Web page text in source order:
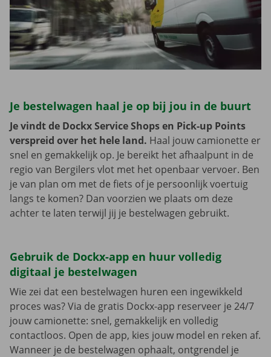
Je bestelwagen haal je op bij jou in de buurt
Je vindt de Dockx Service Shops en Pick-up Points
verspreid over het hele land. Haal jouw camionette er
snel en gemakkelijk op. Je bereikt het afhaalpunt in de
regio van Bergilers vlot met het openbaar vervoer. Ben
je van plan om met de fiets of je persoonlijk voertuig
langs te komen? Dan voorzien we plaats om deze
achter te laten terwijl jij je bestelwagen gebruikt.
Gebruik de Dockx-app en huur volledig
digitaal je bestelwagen
Wie zei dat een bestelwagen huren een ingewikkeld
proces was? Via de gratis Dockx-app reserveer je 24/7
jouw camionette: snel, gemakkelijk en volledig
contactloos. Open de app, kies jouw model en reken af.
Wanneer je de bestelwagen ophaalt, ontgrendel je